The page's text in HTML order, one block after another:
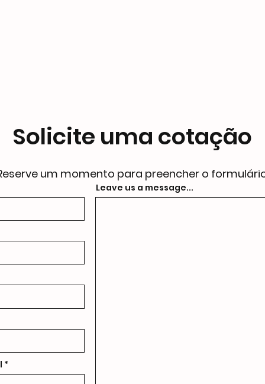
Solicite uma cotação
um momento para preencher o
Leave us a message...